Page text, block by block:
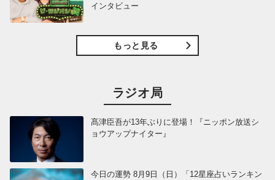
インタビュー
もっと見る
ラジオ局
髙津臣吾が13年ぶりに登場！『ニッポン放送シ
ョウアップナイター』
今日の運勢 8月9日（日）「12星座占いランキン